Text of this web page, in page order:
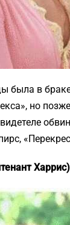
была в
но